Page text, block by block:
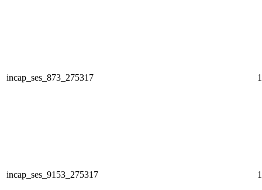
incap_ses_873_275317
incap_ses_9153_275317